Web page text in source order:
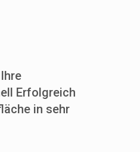
Erfolgreich
in sehr